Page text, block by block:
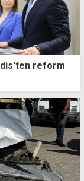
reform